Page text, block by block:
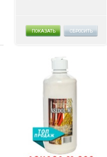
ПОКАЗАТЬ СБРОСИТЬ